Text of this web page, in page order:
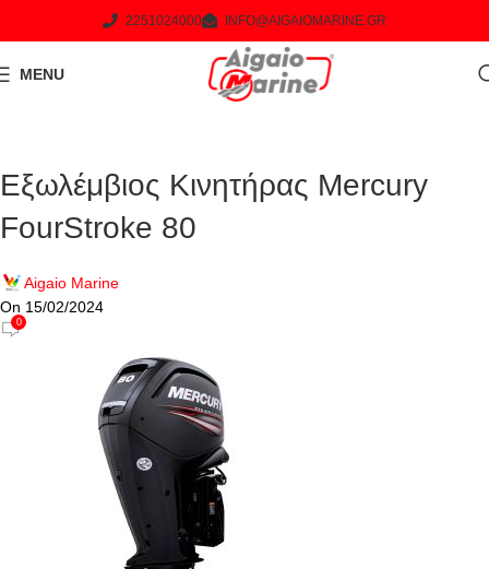
2251024000 INFO@AIGAIOMARINE.GR
MENU
Εξωλέμβιος Κινητήρας Mercury
FourStroke 80
Aigaio Marine
On 15/02/2024
0